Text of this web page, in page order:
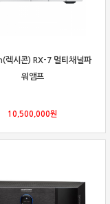
렉시콘) RX-7 멀티채널파
워앰프
10,500,000원